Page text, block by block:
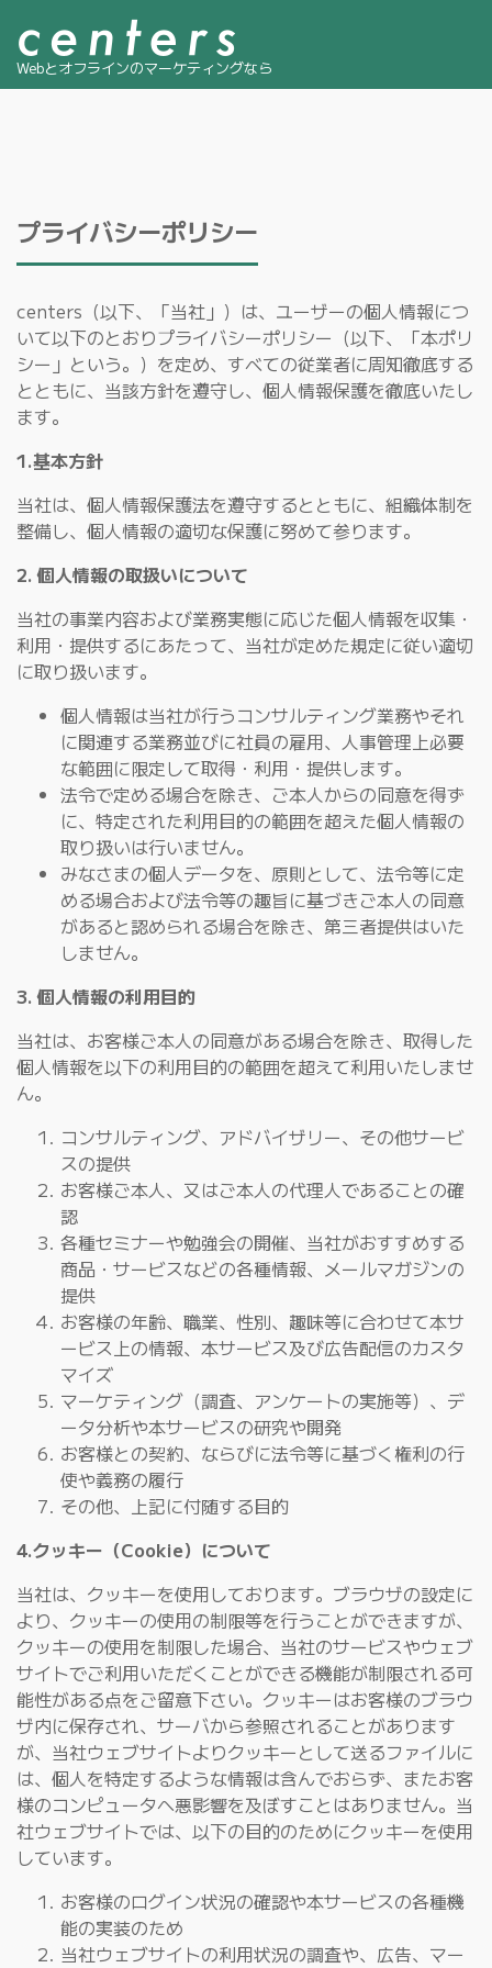
Webとオフラインのマーケティングなら
プライバシーポリシー
centers（以下、「当社」）は、ユーザーの個人情報につ
いて以下のとおりプライバシーポリシー（以下、「本ポリ
シー」という。）を定め、すべての従業者に周知徹底する
とともに、当該方針を遵守し、個人情報保護を徹底いたし
ます。
1.基本方針
当社は、個人情報保護法を遵守するとともに、組織体制を
整備し、個人情報の適切な保護に努めて参ります。
2. 個人情報の取扱いについて
当社の事業内容および業務実態に応じた個人情報を収集・
利用・提供するにあたって、当社が定めた規定に従い適切
に取り扱います。
個人情報は当社が行うコンサルティング業務やそれ
に関連する業務並びに社員の雇用、人事管理上必要
な範囲に限定して取得・利用・提供します。
法令で定める場合を除き、ご本人からの同意を得ず
に、特定された利用目的の範囲を超えた個人情報の
取り扱いは行いません。
みなさまの個人データを、原則として、法令等に定
める場合および法令等の趣旨に基づきご本人の同意
があると認められる場合を除き、第三者提供はいた
しません。
3. 個人情報の利用目的
当社は、お客様ご本人の同意がある場合を除き、取得した
個人情報を以下の利用目的の範囲を超えて利用いたしませ
ん。
コンサルティング、アドバイザリー、その他サービ
スの提供
お客様ご本人、又はご本人の代理人であることの確
認
各種セミナーや勉強会の開催、当社がおすすめする
商品・サービスなどの各種情報、メールマガジンの
提供
お客様の年齢、職業、性別、趣味等に合わせて本サ
ービス上の情報、本サービス及び広告配信のカスタ
マイズ
マーケティング（調査、アンケートの実施等）、デ
ータ分析や本サービスの研究や開発
お客様との契約、ならびに法令等に基づく権利の行
使や義務の履行
その他、上記に付随する目的
4.クッキー（Cookie）について
当社は、クッキーを使用しております。ブラウザの設定に
より、クッキーの使用の制限等を行うことができますが、
クッキーの使用を制限した場合、当社のサービスやウェブ
サイトでご利用いただくことができる機能が制限される可
能性がある点をご留意下さい。クッキーはお客様のブラウ
ザ内に保存され、サーバから参照されることがあります
が、当社ウェブサイトよりクッキーとして送るファイルに
は、個人を特定するような情報は含んでおらず、またお客
様のコンピュータへ悪影響を及ぼすことはありません。当
社ウェブサイトでは、以下の目的のためにクッキーを使用
しています。
お客様のログイン状況の確認や本サービスの各種機
能の実装のため
当社ウェブサイトの利用状況の調査や、広告、マー